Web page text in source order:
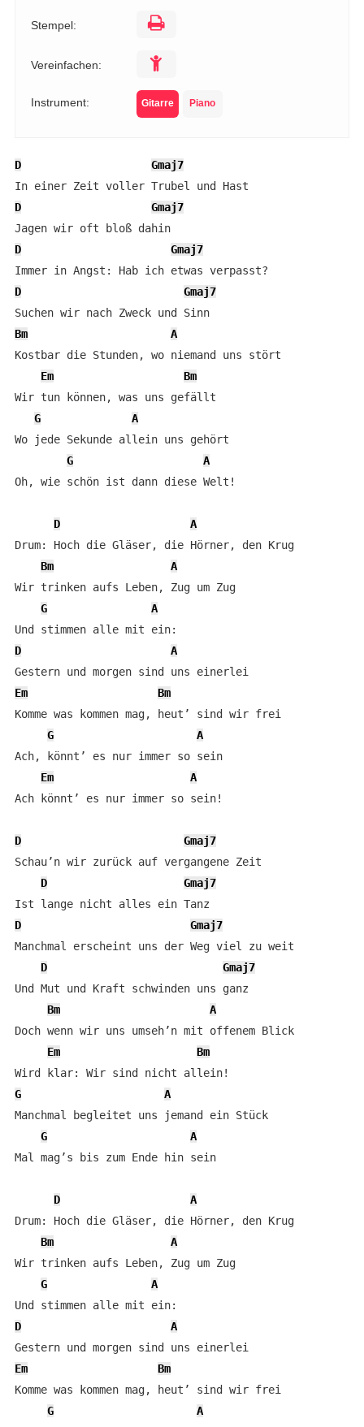
Stempel:
Vereinfachen:
Instrument: Gitarre Piano
D
Gmaj7
D
Gmaj7
Jagen wir oft bloß dahin
D
Gmaj7
D
Gmaj7
Suchen wir nach Zweck und Sinn
Bm
A
Kostbar die Stunden, wo niemand uns stört
Em
Bm
Wir tun können, was uns gefällt
G
A
Wo jede Sekunde allein uns gehört
G
A
Oh, wie schön ist dann diese Welt!
D
A
Drum: Hoch die Gläser, die Hörner, den Krug
Bm
A
Wir trinken aufs Leben, Zug um Zug
G
A
D
A
Em
Bm
Komme was kommen mag, heut’ sind wir frei
G
A
Ach, könnt’ es nur immer so sein
Em
A
Ach könnt’ es nur immer so sein!
D
Gmaj7
Schau’n wir zurück auf vergangene Zeit
D
Gmaj7
D
Gmaj7
Manchmal erscheint uns der Weg viel zu weit
D
Gmaj7
Und Mut und Kraft schwinden uns ganz
Bm
A
Doch wenn wir uns umseh’n mit offenem Blick
Em
Bm
G
A
Manchmal begleitet uns jemand ein Stück
G
A
Mal mag’s bis zum Ende hin sein
D
A
Drum: Hoch die Gläser, die Hörner, den Krug
Bm
A
Wir trinken aufs Leben, Zug um Zug
G
A
D
A
Em
Bm
Komme was kommen mag, heut’ sind wir frei
G
A